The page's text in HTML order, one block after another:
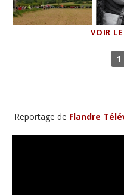
VOIR
1
Reportage de Flandre